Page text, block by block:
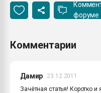
форуме
Комментарии
Дамир
23.12.2011
Зачётная статья! Коротко